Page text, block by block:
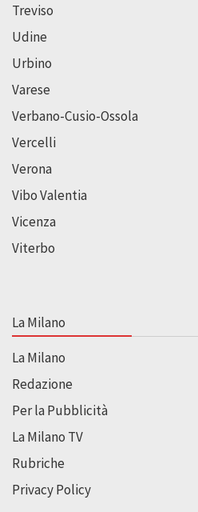
Treviso
Udine
Urbino
Varese
Verbano-Cusio-Ossola
Vercelli
Verona
Vibo Valentia
Vicenza
Viterbo
La Milano
La Milano
Redazione
Per la Pubblicità
La Milano TV
Rubriche
Privacy Policy